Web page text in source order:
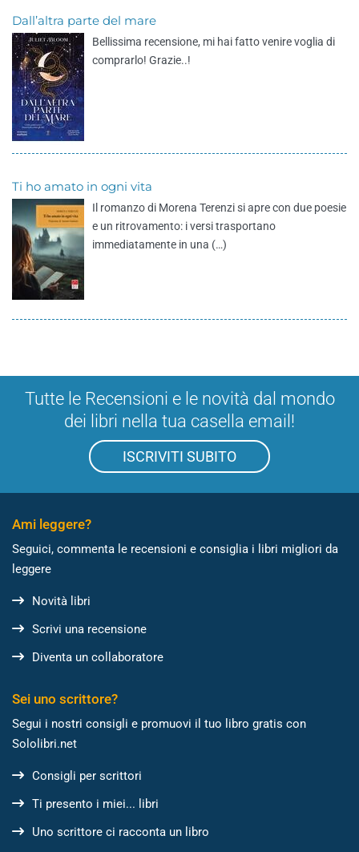
Dall’altra parte del mare
Bellissima recensione, mi hai fatto venire voglia di
comprarlo! Grazie..!
Ti ho amato in ogni vita
Il romanzo di Morena Terenzi si apre con due poesie
e un ritrovamento: i versi trasportano
immediatamente in una (…)
Tutte le Recensioni e le novità dal mondo
dei libri nella tua casella email!
ISCRIVITI SUBITO
Ami leggere?
Seguici, commenta le recensioni e consiglia i libri migliori da
leggere
Novità libri
Scrivi una recensione
Diventa un collaboratore
Sei uno scrittore?
Segui i nostri consigli e promuovi il tuo libro gratis con
Sololibri.net
Consigli per scrittori
Ti presento i miei... libri
Uno scrittore ci racconta un libro